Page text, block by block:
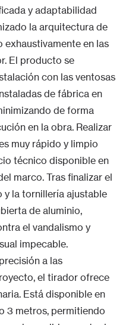
y adaptabilidad
la arquitectura de
en las
El producto se
con las ventosas
de fábrica en
de forma
en la obra. Realizar
muy rápido y limpio
técnico disponible en
marco. Tras finalizar el
y la tornillería ajustable
de aluminio,
el vandalismo y
impecable.
a las
el tirador ofrece
Está disponible en
3 metros, permitiendo